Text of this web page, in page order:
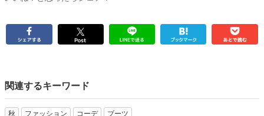
関連するキーワード
秋 ファッション コーデ ブーツ